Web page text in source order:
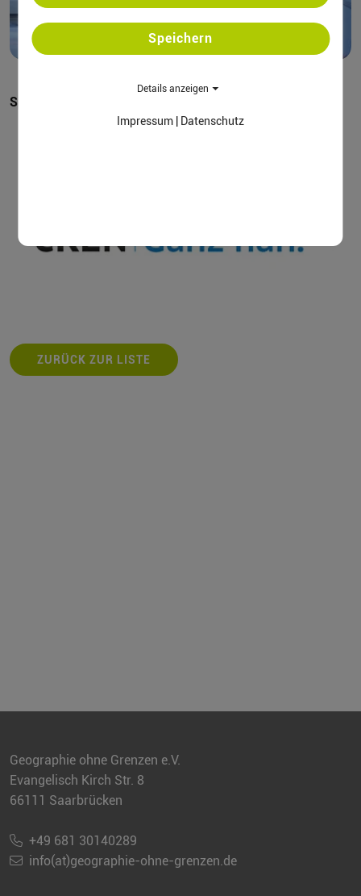
Sponsor
ZURÜCK ZUR LISTE
Geographie ohne Grenzen e.V.
Evangelisch Kirch Str. 8
66111 Saarbrücken
+49 681 30140289
info(at)geographie-ohne-grenzen.de
Speichern
Details anzeigen
Impressum | Datenschutz